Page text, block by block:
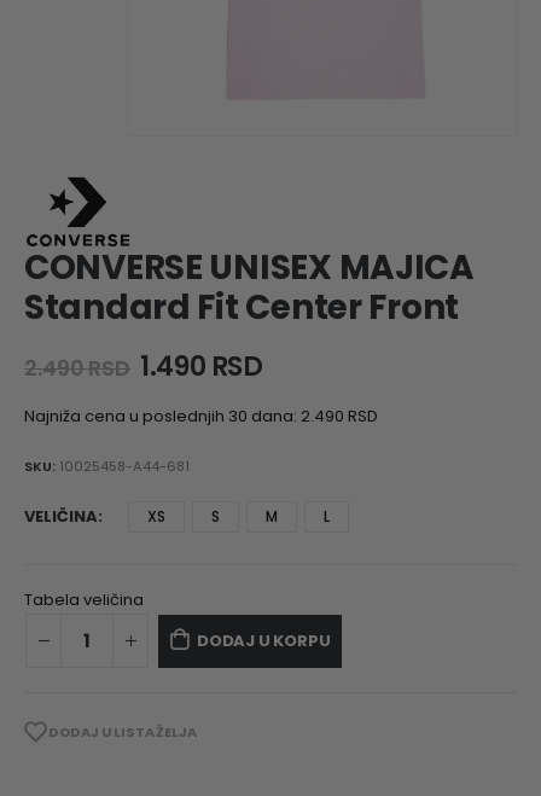
CONVERSE UNISEX MAJICA
Standard Fit Center Front
2.490RSD Original
was:
1.490 RSDCurrent
is:
Najniža cena u poslednjih 30 dana: 2.490 RSD
SKU: 10025458-A44-681
VELIČINA XS S M L
Tabela veličina
DODAJ U KORPU
DODAJ U LISTA ŽELJA